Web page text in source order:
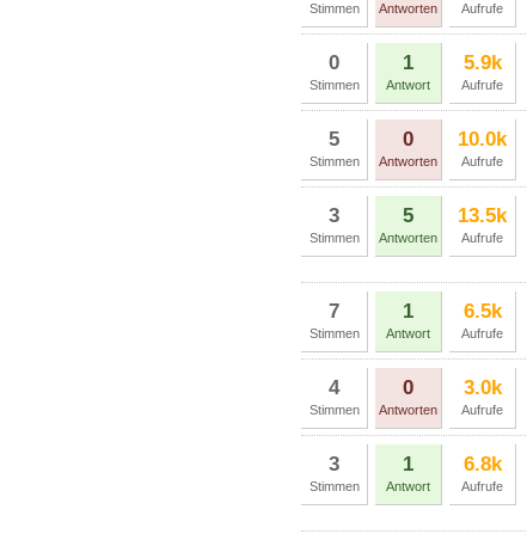
Stimmen Antworten Aufrufe
0
Stimmen
1
Antwort
5.9k
Aufrufe
5
Stimmen
0
Antworten
10.0k
Aufrufe
3
Stimmen
5
Antworten
13.5k
Aufrufe
7
Stimmen
1
Antwort
6.5k
Aufrufe
4
Stimmen
0
Antworten
3.0k
Aufrufe
3
Stimmen
1
Antwort
6.8k
Aufrufe